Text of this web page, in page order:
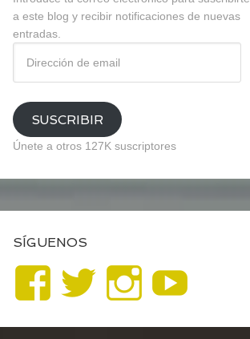
a este blog y recibir notificaciones de nuevas
entradas.
email
SUSCRIBIR
Únete a otros 127K suscriptores
SÍGUENOS
Ver
perfil
Ver
perfil
Ver
perfil